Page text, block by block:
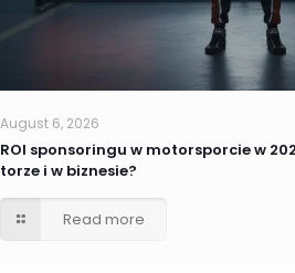
August 6, 2026
ROI sponsoringu w motorsporcie w
torze i w biznesie?
Read more